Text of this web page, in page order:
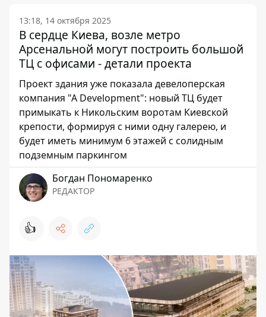
13:18, 14 октября 2025
В сердце Киева, возле метро
Арсенальной могут построить большой
ТЦ с офисами - детали проекта
Проект здания уже показала девелоперская
компания "А Development": новый ТЦ будет
примыкать к Никольским воротам Киевской
крепости, формируя с ними одну галерею, и
будет иметь минимум 6 этажей с солидным
подземным паркингом
Богдан Пономаренко
РЕДАКТОР
👍